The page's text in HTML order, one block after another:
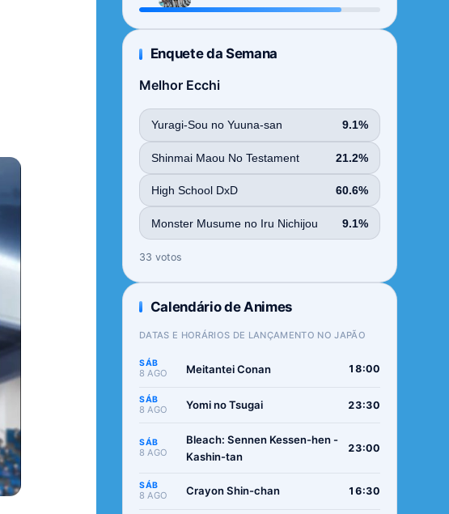
Enquete da Semana
Melhor Ecchi
Yuragi-Sou no Yuuna-san 9.1%
Shinmai Maou No Testament 21.2%
High School DxD 60.6%
Monster Musume no Iru Nichijou 9.1%
33 votos
Calendário de Animes
DATAS E HORÁRIOS DE LANÇAMENTO NO JAPÃO
SÁB
8 AGO Meitantei Conan 18:00
SÁB
8 AGO Yomi no Tsugai 23:30
SÁB
8 AGO
Bleach: Sennen Kessen-hen -
Kashin-tan
23:00
SÁB
8 AGO Crayon Shin-chan 16:30